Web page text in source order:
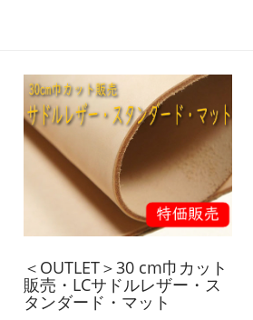
＜OUTLET＞30 cm巾カット
販売・LCサドルレザー・ス
タンダード・マット